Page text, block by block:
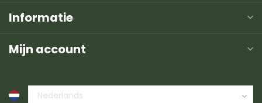
Informatie
Mijn account